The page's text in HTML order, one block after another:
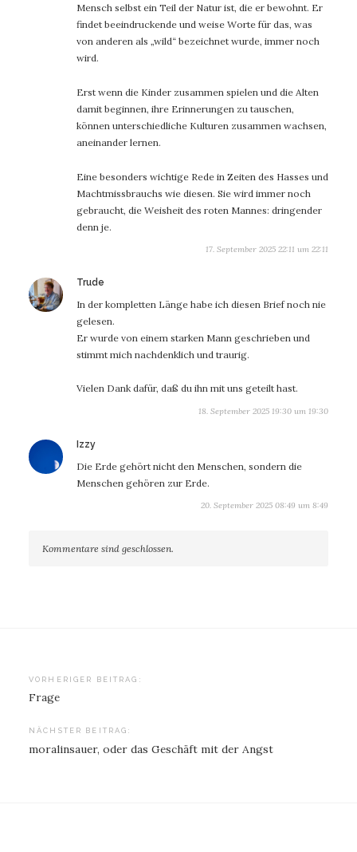
Mensch selbst ein Teil der Natur ist, die er bewohnt. Er
findet beeindruckende und weise Worte für das, was
von anderen als „wild“ bezeichnet wurde, immer noch
wird.
Erst wenn die Kinder zusammen spielen und die Alten
damit beginnen, ihre Erinnerungen zu tauschen,
können unterschiedliche Kulturen zusammen wachsen,
aneinander lernen.
Eine besonders wichtige Rede in Zeiten des Hasses und
Machtmissbrauchs wie diesen. Sie wird immer noch
gebraucht, die Weisheit des roten Mannes: dringender
denn je.
17. September 2025 22:11 um 22:11
Trude
In der kompletten Länge habe ich diesen Brief noch nie
gelesen.
Er wurde von einem starken Mann geschrieben und
stimmt mich nachdenklich und traurig.
Vielen Dank dafür, daß du ihn mit uns geteilt hast.
18. September 2025 19:30 um 19:30
Izzysagt:
Die Erde gehört nicht den Menschen, sondern die
Menschen gehören zur Erde.
20. September 2025 08:49 um 8:49
Kommentare sind geschlossen.
Beitragsnavigation
VORHERIGER BEITRAG:
Frage
NÄCHSTER BEITRAG:
moralinsauer, oder das Geschäft mit der Angst